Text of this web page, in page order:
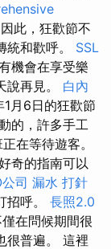
因此，狂歡節不
統和歡呼。 SSL
機會在享受樂
說再見。 白內
月6日的狂歡節
的，許多手工
在等待遊客。
奇的指南可以
司 漏水 打針
招呼。 長照2.0
在問候期間很
很普遍。 這裡